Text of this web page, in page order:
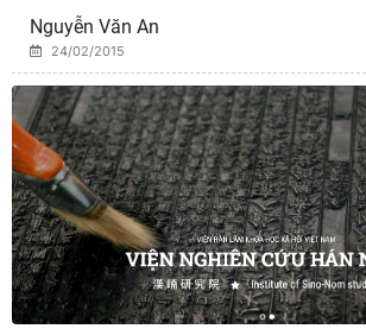
Nguyễn Văn An
24/02/2015